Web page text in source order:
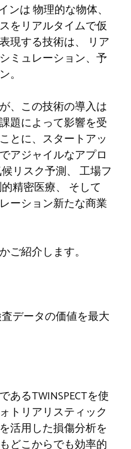
ンは物理的な物体、
をリアルタイムで仮
現する技術は、
リア
ミュレーション、予
。
、この技術の導入は
題によって影響を受
とに、スタートアッ
アジャイルなアプロ
リスク予測、 工場フ
精密医療、 そして
ーション新たな商業
ご紹介します。
データの価値を最大
あるTWINSPECTを使
トリアリスティック
活用した損傷分析を
どこからでも効率的